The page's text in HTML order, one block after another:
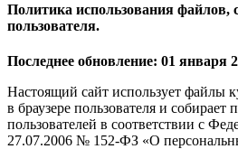
Политика использования файлов,
пользователя.
Последнее обновление: 01 января
Настоящий сайт использует файлы
в браузере пользователя и
пользователей в соответствии с
27.07.2006 № 152-ФЗ «О